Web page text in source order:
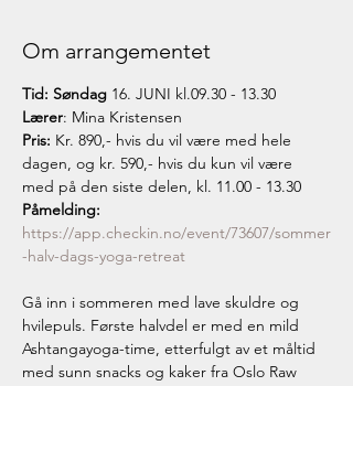
Om arrangementet
Tid: Søndag
Lærer
Pris: Kr. 890,- hvis du vil være med hele
dagen, og kr. 590,- hvis du kun vil være
med på den siste delen, kl. 11.00 - 13.30
Påmelding:
https://app.checkin.no/event/73607/sommer
-halv-dags-yoga-retreat
Gå inn i sommeren med lave skuldre og
hvilepuls. Første halvdel er med en mild
Ashtangayoga-time, etterfulgt av et måltid
med sunn snacks og kaker fra Oslo Raw